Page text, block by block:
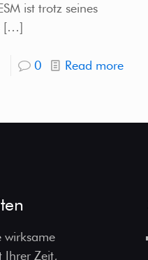
ist trotz seines
[…]
0 Read more
wirksame
Ihrer Zeit,